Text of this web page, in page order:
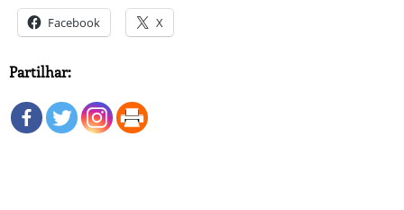
Facebook X
Partilhar: